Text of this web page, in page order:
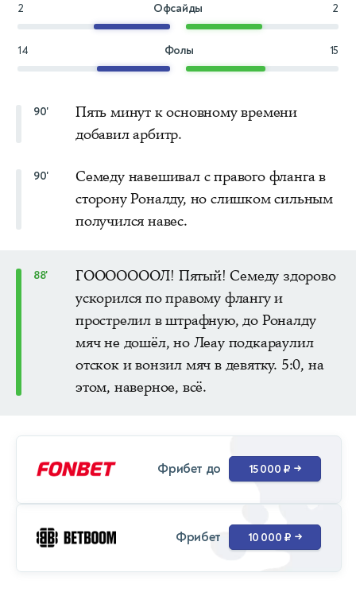
2 Офсайды 2
14 Фолы 15
90'
Пять минут к основному времени
добавил арбитр.
90'
Семеду навешивал с правого фланга в
сторону Роналду, но слишком сильным
получился навес.
88'
ГОООООООЛ! Пятый! Семеду здорово
ускорился по правому флангу и
прострелил в штрафную, до Роналду
мяч не дошёл, но Леау подкараулил
отскок и вонзил мяч в девятку. 5:0, на
этом, наверное, всё.
Фрибет до 15 000 ₽ →
Фрибет 10 000 ₽ →